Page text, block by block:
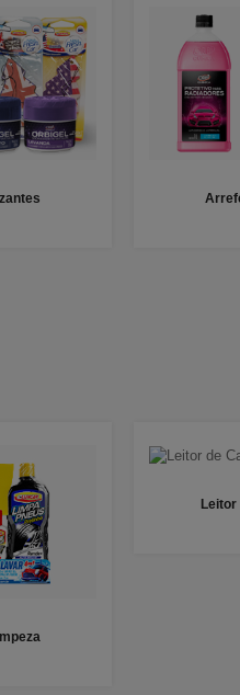
Leitor